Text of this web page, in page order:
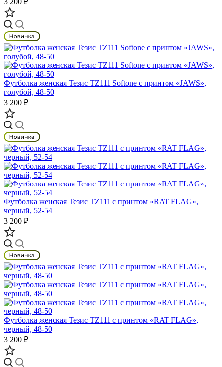
3 200 ₽
Футболка женская Тезис TZ111 Softone с принтом «JAWS»,
голубой, 48-50
3 200 ₽
Футболка женская Тезис TZ111 с принтом «RAT FLAG»,
черный, 52-54
3 200 ₽
Футболка женская Тезис TZ111 с принтом «RAT FLAG»,
черный, 48-50
3 200 ₽